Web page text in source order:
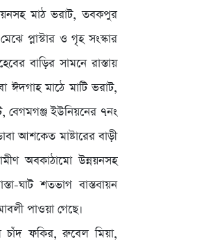
মাঠ ভরাট, তবকপুর
প্লাস্টার ও গৃহ সংস্কার
বাড়ির সামনে রাস্তায়
ঈদগাহ মাঠে মাটি ভরাট,
বেগমগঞ্জ ইউনিয়নের ৭নং
আশকেত মাষ্টারের বাড়ী
অবকাঠামো উন্নয়নসহ
ঘাট শতভাগ বাস্তবায়ন
পাওয়া গেছে।
চাঁদ ফকির, রুবেল মিয়া,